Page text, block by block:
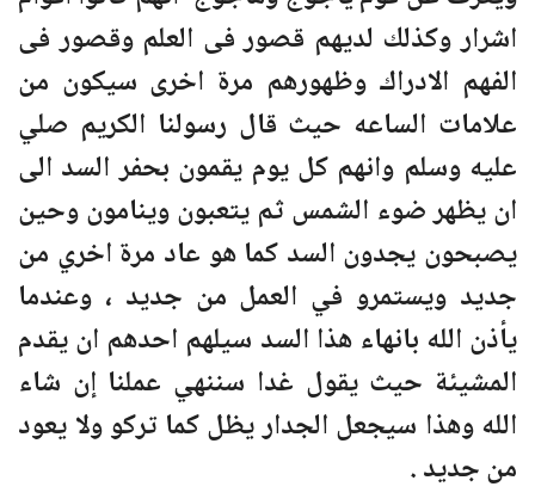
اشرار وكذلك لديهم قصور فى العلم وقصور فى
الفهم الادراك وظهورهم مرة اخرى سيكون من
علامات الساعه حيث قال رسولنا الكريم صلي
عليه وسلم وانهم كل يوم يقمون بحفر السد الى
ان يظهر ضوء الشمس ثم يتعبون وينامون وحين
يصبحون يجدون السد كما هو عاد مرة اخري من
جديد ويستمرو في العمل من جديد ، وعندما
يأذن الله بانهاء هذا السد سيلهم احدهم ان يقدم
المشيئة حيث يقول غدا سننهي عملنا إن شاء
الله وهذا سيجعل الجدار يظل كما تركو ولا يعود
من جديد .